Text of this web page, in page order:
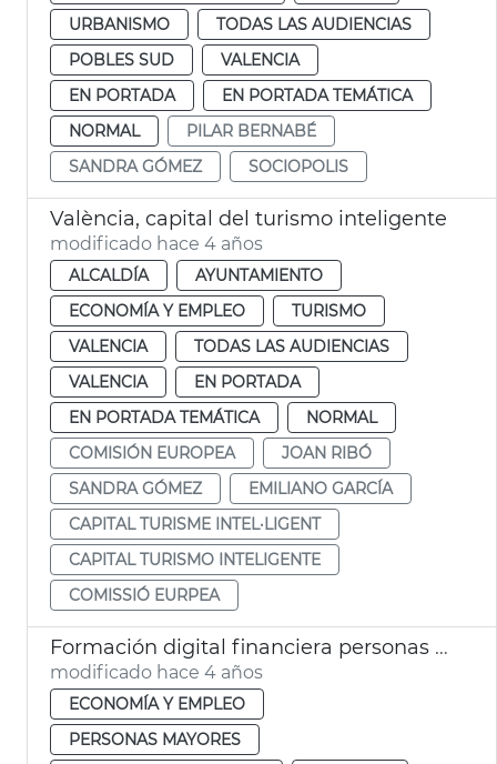
URBANISMO
TODAS LAS AUDIENCIAS
POBLES SUD
VALENCIA
EN PORTADA
EN PORTADA TEMÁTICA
NORMAL
PILAR BERNABÉ
SANDRA GÓMEZ
SOCIOPOLIS
València, capital del turismo inteligente
modificado hace 4 años
ALCALDÍA
AYUNTAMIENTO
ECONOMÍA Y EMPLEO
TURISMO
VALENCIA
TODAS LAS AUDIENCIAS
VALENCIA
EN PORTADA
EN PORTADA TEMÁTICA
NORMAL
COMISIÓN EUROPEA
JOAN RIBÓ
SANDRA GÓMEZ
EMILIANO GARCÍA
CAPITAL TURISME INTEL·LIGENT
CAPITAL TURISMO INTELIGENTE
COMISSIÓ EURPEA
Formación digital financiera personas mayores
modificado hace 4 años
ECONOMÍA Y EMPLEO
PERSONAS MAYORES